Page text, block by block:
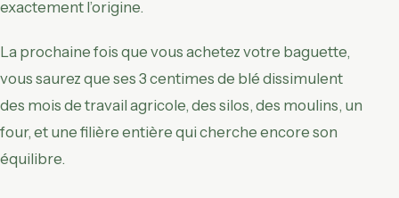
exactement l’origine.
La prochaine fois que vous achetez votre baguette,
vous saurez que ses 3 centimes de blé dissimulent
des mois de travail agricole, des silos, des moulins, un
four, et une filière entière qui cherche encore son
équilibre.